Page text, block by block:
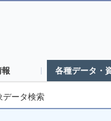
報 各種データ・
データ検索